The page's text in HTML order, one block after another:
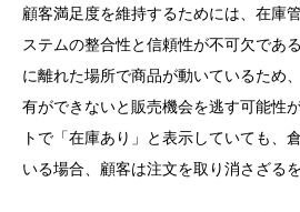
顧客満足度を維持するためには、在庫
ステムの整合性と信頼性が不可欠であ
に離れた場所で商品が動いているため
有ができないと販売機会を逃す可能性
トで「在庫あり」と表示していても、
いる場合、顧客は注文を取り消さざる